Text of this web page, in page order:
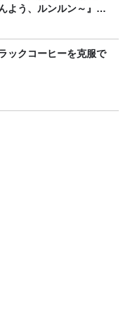
よう、ルンルン～』
ックコーヒーを克服で